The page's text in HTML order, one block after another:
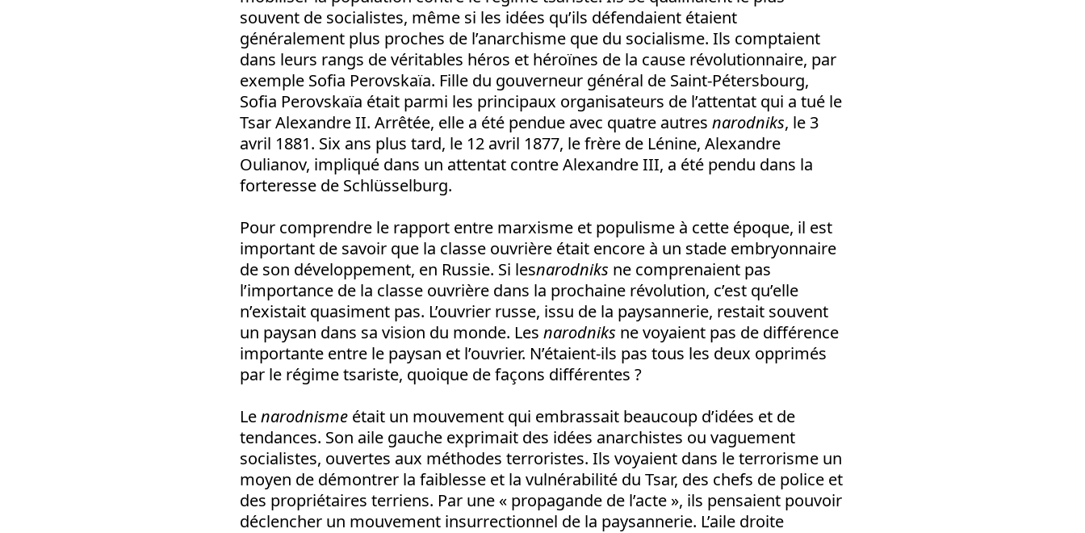
souvent de socialistes, même si les idées qu’ils défendaient étaient
généralement plus proches de l’anarchisme que du socialisme. Ils comptaient
dans leurs rangs de véritables héros et héroïnes de la cause révolutionnaire, par
exemple Sofia Perovskaïa. Fille du gouverneur général de Saint-Pétersbourg,
Sofia Perovskaïa était parmi les principaux organisateurs de l’attentat qui a tué le
Tsar Alexandre II. Arrêtée, elle a été pendue avec quatre autres narodniks, le 3
avril 1881. Six ans plus tard, le 12 avril 1877, le frère de Lénine, Alexandre
Oulianov, impliqué dans un attentat contre Alexandre III, a été pendu dans la
forteresse de Schlüsselburg.
Pour comprendre le rapport entre marxisme et populisme à cette époque, il est
important de savoir que la classe ouvrière était encore à un stade embryonnaire
de son développement, en Russie. Si lesnarodniks ne comprenaient pas
l’importance de la classe ouvrière dans la prochaine révolution, c’est qu’elle
n’existait quasiment pas. L’ouvrier russe, issu de la paysannerie, restait souvent
un paysan dans sa vision du monde. Les narodniks ne voyaient pas de différence
importante entre le paysan et l’ouvrier. N’étaient-ils pas tous les deux opprimés
par le régime tsariste, quoique de façons différentes ?
Lenarodnisme était un mouvement qui embrassait beaucoup d’idées et de
tendances. Son aile gauche exprimait des idées anarchistes ou vaguement
socialistes, ouvertes aux méthodes terroristes. Ils voyaient dans le terrorisme un
moyen de démontrer la faiblesse et la vulnérabilité du Tsar, des chefs de police et
des propriétaires terriens. Par une « propagande de l’acte », ils pensaient pouvoir
déclencher un mouvement insurrectionnel de la paysannerie. L’aile droite